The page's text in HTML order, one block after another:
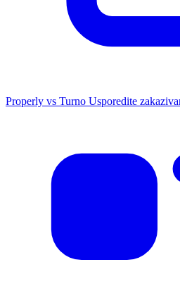
Properly vs Turno Usporedite